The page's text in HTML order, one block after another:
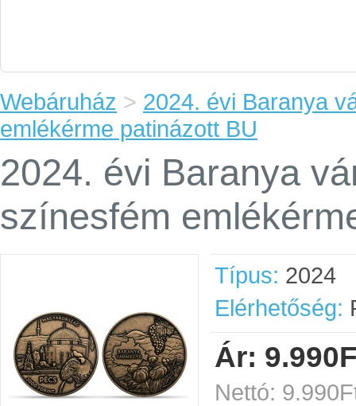
Webáruház > 2024. évi Baranya
emlékérme patinázott BU
2024. évi Baranya
színesfém
Típus: 2024
Elérhetőség:
Ár:
Nettó: